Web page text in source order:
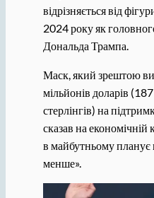
відрізняється від
2024 року як
Дональда Трампа.
Маск, який зрештою
мільйонів доларів
стерлінгів) на
сказав на економічній
в майбутньому планує
менше».